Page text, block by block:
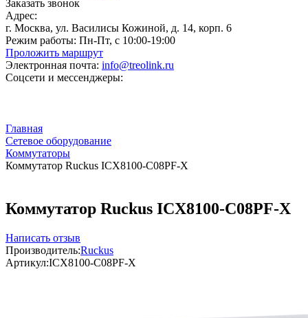
Заказать звонок
Адрес:
г. Москва, ул. Василисы Кожиной, д. 14, корп. 6
Режим работы: Пн-Пт, с 10:00-19:00
Проложить маршрут
Электронная почта: info@treolink.ru
Соцсети и мессенджеры:
Главная
Сетевое оборудование
Коммутаторы
Коммутатор Ruckus ICX8100-C08PF-X
Коммутатор Ruckus ICX8100-C08PF-X
Написать отзыв
Производитель:Ruckus
Артикул:ICX8100-C08PF-X